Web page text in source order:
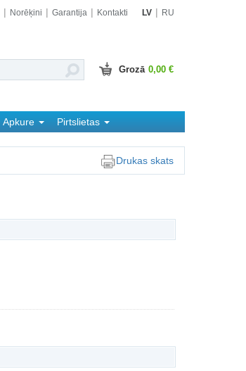
Norēķini Garantija Kontakti LV RU
Grozā 0,00 €
Apkure
Pirtslietas
Drukas skats